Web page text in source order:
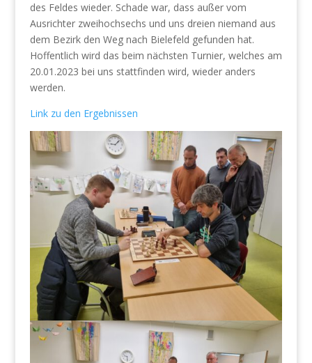
des Feldes wieder. Schade war, dass außer vom
Ausrichter zweihochsechs und uns dreien niemand aus
dem Bezirk den Weg nach Bielefeld gefunden hat.
Hoffentlich wird das beim nächsten Turnier, welches am
20.01.2023 bei uns stattfinden wird, wieder anders
werden.
Link zu den Ergebnissen